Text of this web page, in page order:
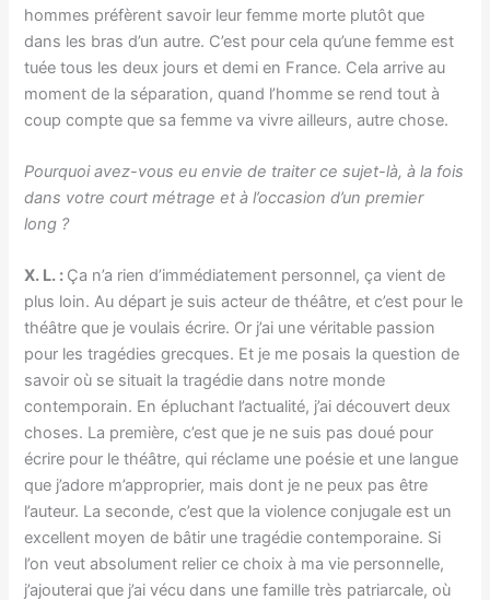
hommes préfèrent savoir leur femme morte plutôt que
dans les bras d’un autre. C’est pour cela qu’une femme est
tuée tous les deux jours et demi en France. Cela arrive au
moment de la séparation, quand l’homme se rend tout à
coup compte que sa femme va vivre ailleurs, autre chose.
Pourquoi avez-vous eu envie de traiter ce sujet-là, à la fois
dans votre court métrage et à l’occasion d’un premier
long ?
X. L. : Ça n’a rien d’immédiatement personnel, ça vient de
plus loin. Au départ je suis acteur de théâtre, et c’est pour le
théâtre que je voulais écrire. Or j’ai une véritable passion
pour les tragédies grecques. Et je me posais la question de
savoir où se situait la tragédie dans notre monde
contemporain. En épluchant l’actualité, j’ai découvert deux
choses. La première, c’est que je ne suis pas doué pour
écrire pour le théâtre, qui réclame une poésie et une langue
que j’adore m’approprier, mais dont je ne peux pas être
l’auteur. La seconde, c’est que la violence conjugale est un
excellent moyen de bâtir une tragédie contemporaine. Si
l’on veut absolument relier ce choix à ma vie personnelle,
j’ajouterai que j’ai vécu dans une famille très patriarcale, où